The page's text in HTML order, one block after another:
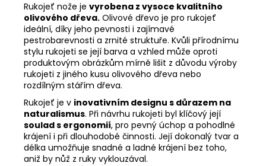
Rukojeť nože je vyrobena z vysoce kvalitního
olivového dřeva. Olivové dřevo je pro rukojeť
ideální, díky jeho pevnosti i zajímavé
pestrobarevnosti a zrnité struktuře. Kvůli přírodnímu
stylu rukojeti se její barva a vzhled může oproti
produktovým obrázkům mírně lišit z důvodu výroby
rukojeti z jiného kusu olivového dřeva nebo
rozdílným stářím dřeva.
Rukojeť je v inovativním designu s důrazem na
naturalismus. Při návrhu rukojeti byl klíčový její
soulad s ergonomií, pro pevný úchop a pohodlné
krájení i při dlouhodobé činnosti. Její dokonalý tvar a
délka umožňuje snadné a ladné krájení bez toho,
aniž by nůž z ruky vyklouzával.